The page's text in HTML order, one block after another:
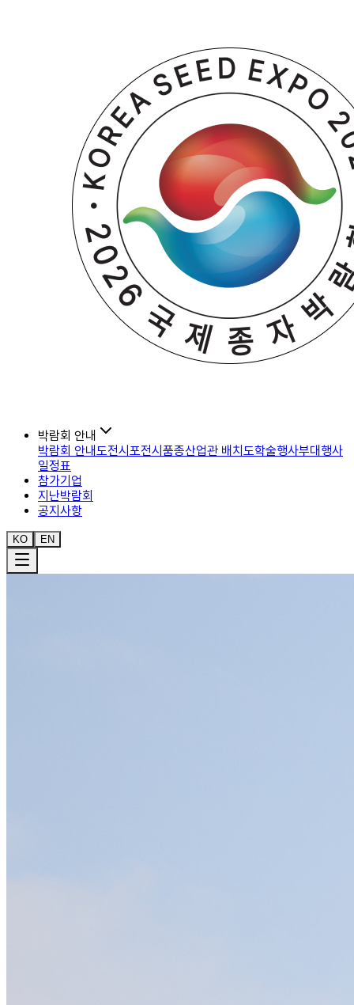
박람회 안내
박람회 안내도전시포전시품종산업관 배치도학술행사부대행사
일정표
참가기업
지난박람회
공지사항
KO EN